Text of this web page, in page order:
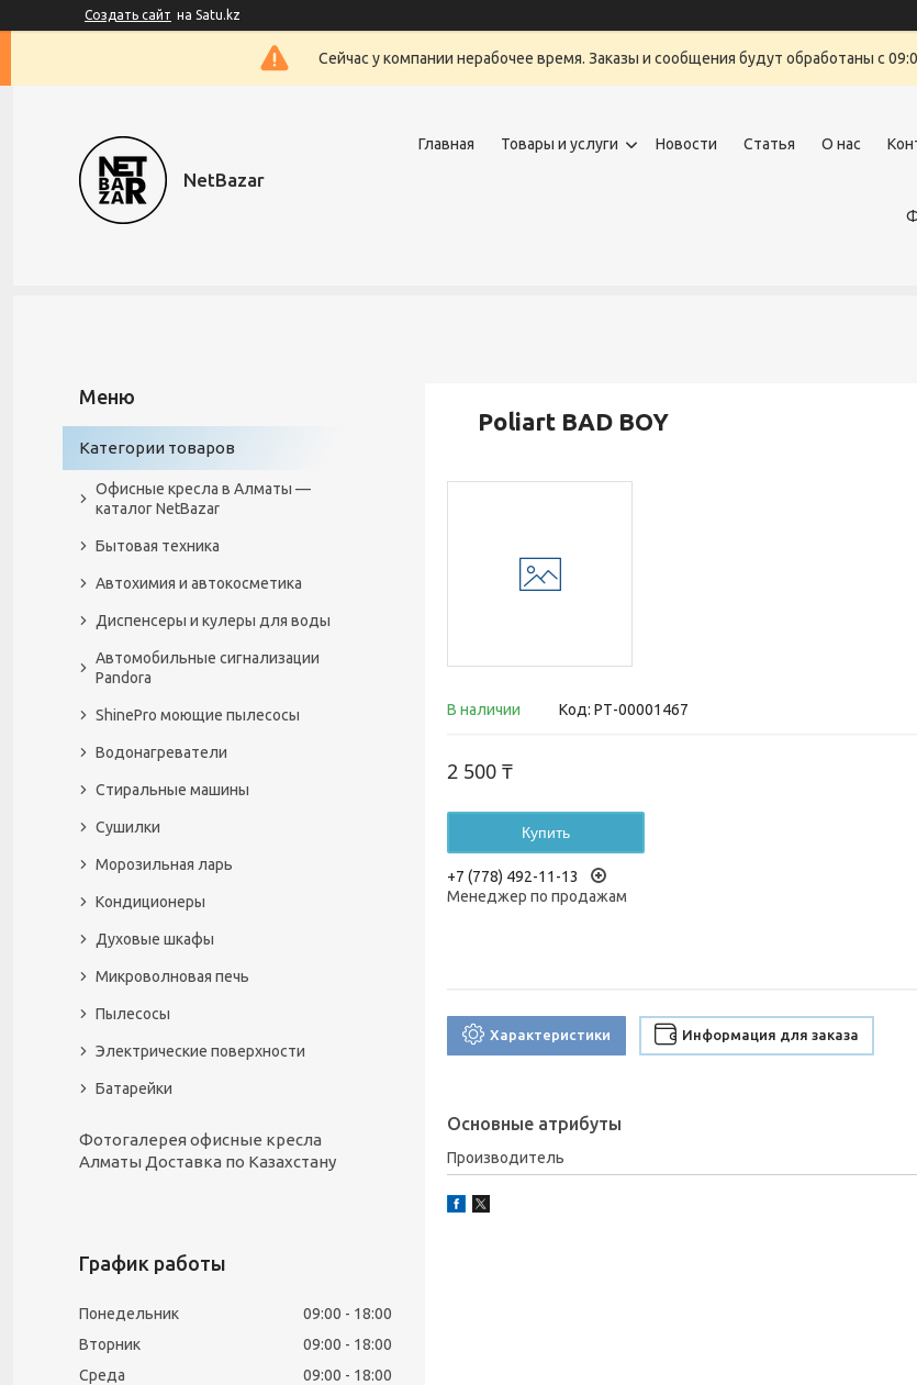
Создать сайт на Satu.kz
Сейчас у компании нерабочее время. Заказы и сообщения будут обработаны с
NetBazar
Главная Товары и услуги Новости Статья О нас
Poliart BAD BOY
В наличии Код: РТ-00001467
2 500 ₸
Купить
+7 (778) 492-11-13
Менеджер по продажам
Характеристики Информация для заказа
Основные атрибуты
Производитель
Категории товаров
Офисные кресла в Алматы —
каталог NetBazar
Бытовая техника
Автохимия и автокосметика
Диспенсеры и кулеры для воды
Автомобильные сигнализации
Pandora
ShinePro моющие пылесосы
Водонагреватели
Стиральные машины
Сушилки
Морозильная ларь
Кондиционеры
Духовые шкафы
Микроволновая печь
Пылесосы
Электрические поверхности
Батарейки
Фотогалерея офисные кресла
Алматы Доставка по Казахстану
График работы
Понедельник 09:00
18:00
Вторник
09:00
18:00
Среда
09:00
18:00